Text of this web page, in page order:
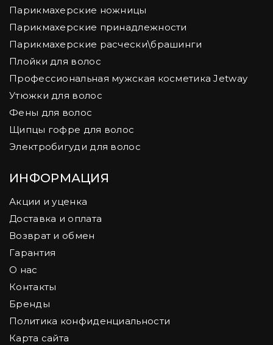
Парикмахерские ножницы
Парикмахерские принадлежности
Парикмахерские расчески\брашинги
Плойки для волос
Профессиональная мужская косметика Jetway
Утюжки для волос
Фены для волос
Щипцы гофре для волос
Электробигуди для волос
ИНФОРМАЦИЯ
Акции и уценка
Доставка и оплата
Возврат и обмен
Гарантия
О нас
Контакты
Бренды
Политика конфиденциальности
Карта сайта